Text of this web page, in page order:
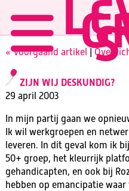
« Voorgaand artikel |Overzicht
ZIJN WIJ DESKUNDIG?
29 april 2003
In mijn partij gaan we
Ik wil werkgroepen en
leveren. In dit geval kom ik
50+ groep, het kleurrijk
gehandicapten, en ook bij
hebben op emancipatie